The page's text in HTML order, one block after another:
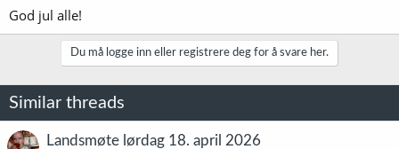
God jul alle!
Du må logge inn eller registrere deg for å svare her.
Similar threads
Landsmøte lørdag 18. april 2026